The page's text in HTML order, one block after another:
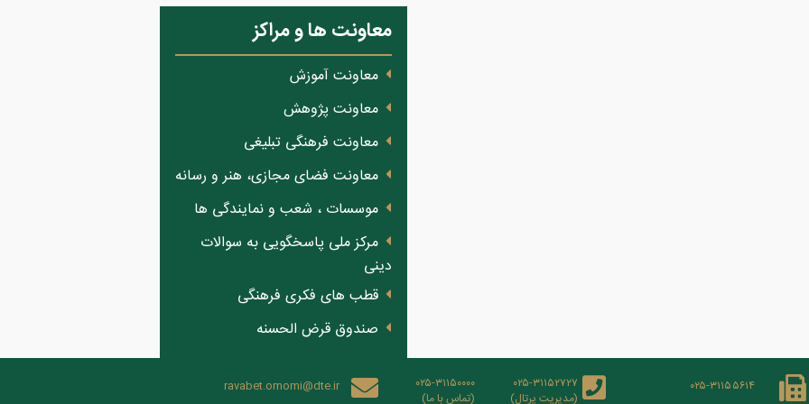
معاونت ها و مراکز
معاونت آموزش
معاونت پژوهش
معاونت فرهنگی تبلیغی
معاونت فضای مجازی، هنر و رسانه
موسسات ، شعب و نمایندگی ها
مرکز ملی پاسخگویی به سوالات
دینی
قطب های فکری فرهنگی
صندوق قرض الحسنه
ravabet.omomi@dte.ir
۰۲۵-۳۱۱۵۲۷۲۷
(مدیریت پرتال)
۰۲۵-۳۱۱۵۰۰۰۰
(تماس با ما)
۰۲۵-۳۱۱۵۵۶۱۴